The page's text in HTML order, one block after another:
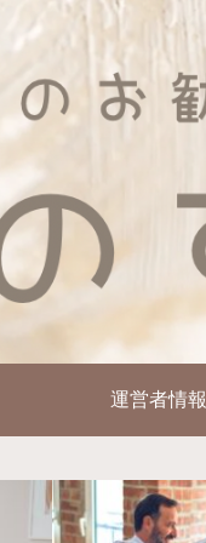
運営者情報